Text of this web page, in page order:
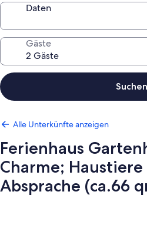
Daten
Gäste
Suchen
Alle Unterkünfte anzeigen
Ferienhaus
Charme; Haustiere
Absprache (ca.66